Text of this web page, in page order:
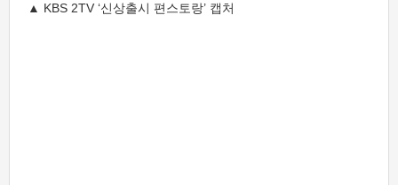
▲ KBS 2TV ‘신상출시 편스토랑’ 캡처